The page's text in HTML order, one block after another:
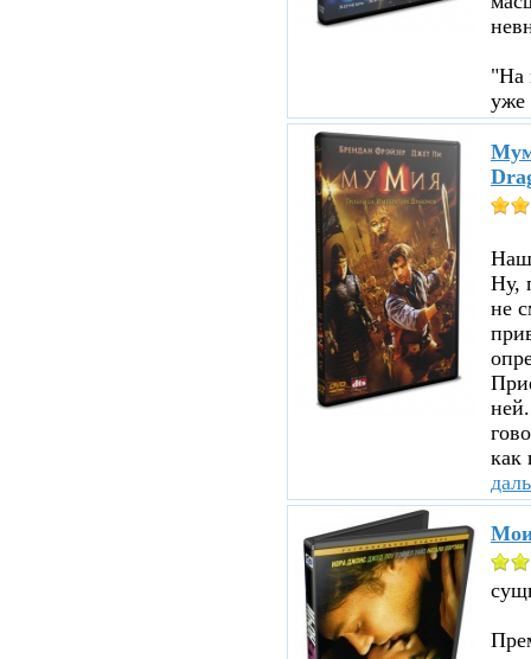
"На
уже
Ну,
не
как